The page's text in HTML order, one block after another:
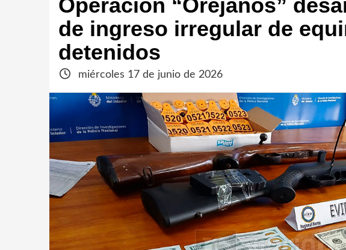
Operación “Orejanos”
de ingreso irregular de
detenidos
miércoles 17 de junio de 2026